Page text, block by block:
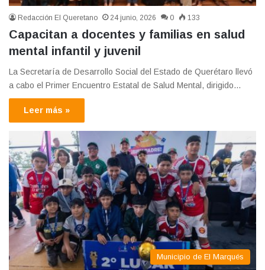
Redacción El Queretano 24 junio, 2026 0 133
Capacitan a docentes y familias en salud
mental infantil y juvenil
La Secretaría de Desarrollo Social del Estado de Querétaro llevó
a cabo el Primer Encuentro Estatal de Salud Mental, dirigido…
Leer más »
Municipio de El Marqués